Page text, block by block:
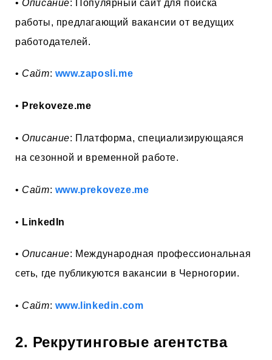
•Описание: Популярный сайт для поиска
работы, предлагающий вакансии от ведущих
работодателей.
• Сайт: www.zaposli.me
• Prekoveze.me
•Описание: Платформа, специализирующаяся
на сезонной и временной работе.
• Сайт: www.prekoveze.me
• LinkedIn
•Описание: Международная профессиональная
сеть, где публикуются вакансии в Черногории.
• Сайт: www.linkedin.com
2. Рекрутинговые агентства